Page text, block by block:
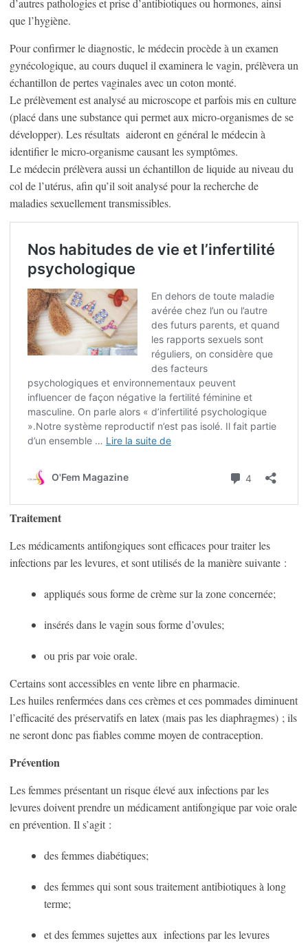
que l’hygiène.
Pour confirmer le diagnostic, le médecin procède à un examen
gynécologique, au cours duquel il examinera le vagin, prélèvera un
échantillon de pertes vaginales avec un coton monté.
Le prélèvement est analysé au microscope et parfois mis en culture
(placé dans une substance qui permet aux micro-organismes de se
développer). Les résultats aideront en général le médecin à
identifier le micro-organisme causant les symptômes.
Le médecin prélèvera aussi un échantillon de liquide au niveau du
col de l’utérus, afin qu’il soit analysé pour la recherche de
maladies sexuellement transmissibles.
Traitement
Les médicaments antifongiques sont efficaces pour traiter les
infections par les levures, et sont utilisés de la manière suivante :
appliqués sous forme de crème sur la zone concernée;
insérés dans le vagin sous forme d’ovules;
ou pris par voie orale.
Certains sont accessibles en vente libre en pharmacie.
Les huiles renfermées dans ces crèmes et ces pommades diminuent
l’efficacité des préservatifs en latex (mais pas les diaphragmes) ; ils
ne seront donc pas fiables comme moyen de contraception.
Prévention
Les femmes présentant un risque élevé aux infections par les
levures doivent prendre un médicament antifongique par voie orale
en prévention. Il s’agit :
des femmes diabétiques;
des femmes qui sont sous traitement antibiotiques à long
terme;
et des femmes sujettes aux infections par les levures